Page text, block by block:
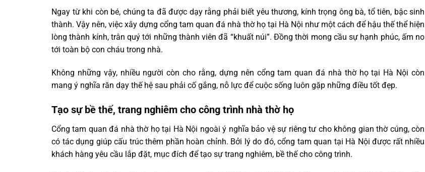
Ngay từ khi còn bé, chúng ta đã được dạy rằng phải biết yêu thương, kính trọng ông bà, tổ tiên, bậc sinh
thành. Vậy nên, việc xây dựng cổng tam quan đá nhà thờ họ tại Hà Nội như một cách để hậu thế thể hiện
lòng thành kính, trân quý tới những thành viên đã “khuất núi”. Đồng thời mong cầu sự hạnh phúc, ấm no
tới toàn bộ con cháu trong nhà.
Không những vậy, nhiều người còn cho rằng, dựng nên cổng tam quan đá nhà thờ họ tại Hà Nội còn
mang ý nghĩa răn dạy thế hệ sau phải cố gắng, nỗ lực để cuộc sống luôn gặp những điều tốt đẹp.
Tạo sự bề thế, trang nghiêm cho công trình nhà thờ họ
Cổng tam quan đá nhà thờ họ tại Hà Nội ngoài ý nghĩa bảo vệ sự riêng tư cho không gian thờ cúng, còn
có tác dụng giúp cấu trúc thêm phần hoàn chỉnh. Bởi lý do đó, cổng tam quan tại Hà Nội được rất nhiều
khách hàng yêu cầu lắp đặt, mục đích để tạo sự trang nghiêm, bề thế cho công trình.